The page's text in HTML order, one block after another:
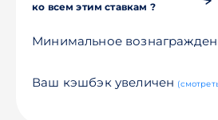
ко всем этим ставкам ?
Минимальное
Ваш кэшбэк увеличен